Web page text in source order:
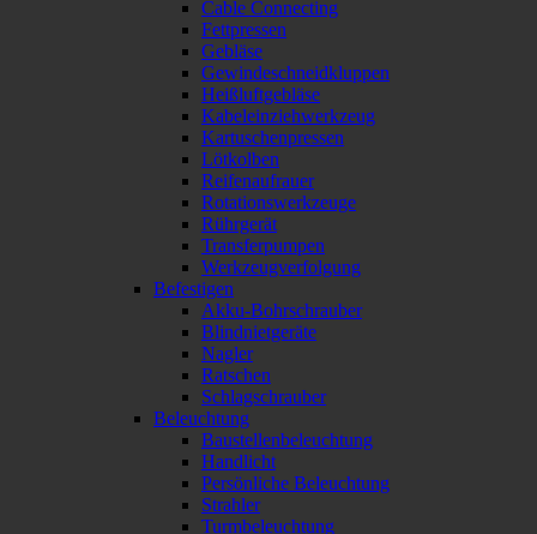
Cable Connecting
Fettpressen
Gebläse
Gewindeschneidkluppen
Heißluftgebläse
Kabeleinziehwerkzeug
Kartuschenpressen
Lötkolben
Reifenaufrauer
Rotationswerkzeuge
Rührgerät
Transferpumpen
Werkzeugverfolgung
Befestigen
Akku-Bohrschrauber
Blindnietgeräte
Nagler
Ratschen
Schlagschrauber
Beleuchtung
Baustellenbeleuchtung
Handlicht
Persönliche Beleuchtung
Strahler
Turmbeleuchtung